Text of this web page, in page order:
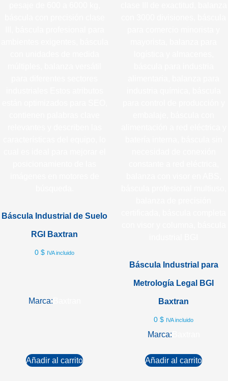
Báscula Industrial de Suelo
RGI Baxtran
0 $ IVA incluido
Marca:
Añadir al carrito
Báscula Industrial para
Metrología Legal BGI
Baxtran
0 $ IVA incluido
Marca:
Añadir al carrito